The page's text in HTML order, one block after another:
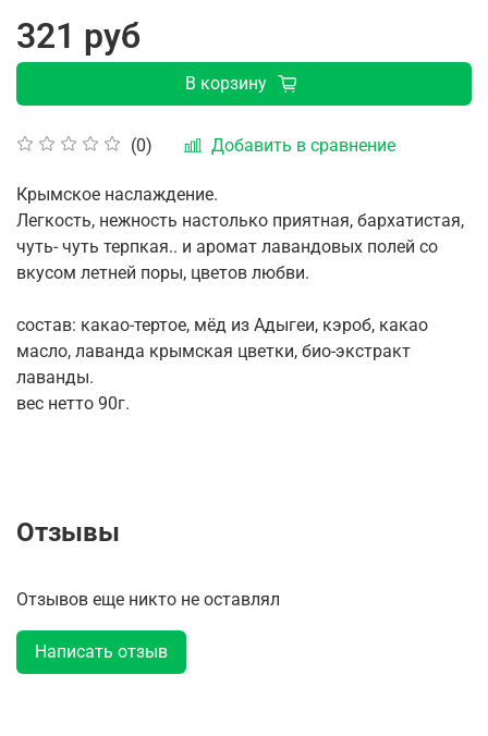
(0) Добавить в сравнение
321 руб
В корзину
Крымское наслаждение.
Легкость, нежность настолько приятная, бархатистая,
чуть- чуть терпкая.. и аромат лавандовых полей со
вкусом летней поры, цветов любви.
состав: какао-тертое, мёд из Адыгеи, кэроб, какао
масло, лаванда крымская цветки, био-экстракт
лаванды.
вес нетто 90г.
Отзывы
Отзывов еще никто не оставлял
Написать отзыв